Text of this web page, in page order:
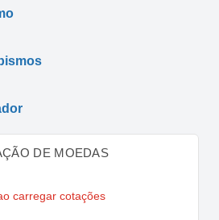
DE MOEDAS
carregar cotações